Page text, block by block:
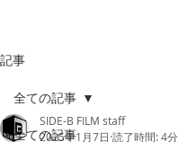
記事
全ての記事
全ての記事
SIDE-B FILM staff
2025年1月7日 読了時間: 4分